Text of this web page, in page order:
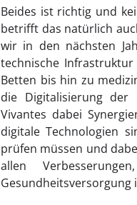
Beides ist richtig und
betrifft das natürlich
wir in den nächsten
technische
Betten bis hin zu
die Digitalisierung der
Vivantes dabei
digitale Technologien
prüfen müssen und
allen
Gesundheitsversorgung